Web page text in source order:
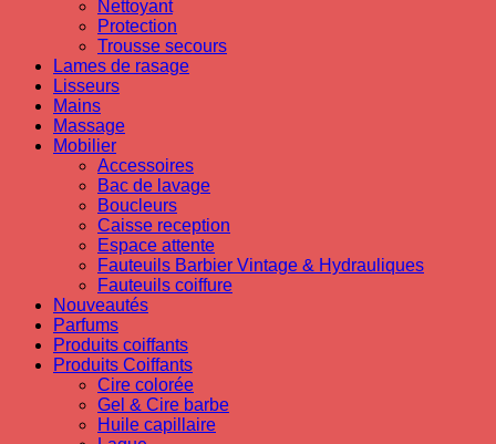
Nettoyant
Protection
Trousse secours
Lames de rasage
Lisseurs
Mains
Massage
Mobilier
Accessoires
Bac de lavage
Boucleurs
Caisse reception
Espace attente
Fauteuils Barbier Vintage & Hydrauliques
Fauteuils coiffure
Nouveautés
Parfums
Produits coiffants
Produits Coiffants
Cire colorée
Gel & Cire barbe
Huile capillaire